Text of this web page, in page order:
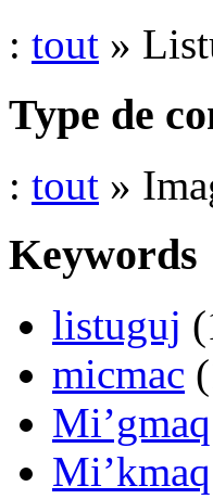
: tout »
Type de
: tout »
Keywords
listuguj
micmac
Mi’gmaq
Mi’kmaq